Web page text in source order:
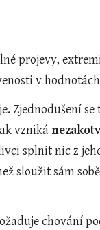
projevy,
v
Zjednodušení
vzniká
splnit nic z
sloužit sám
chování